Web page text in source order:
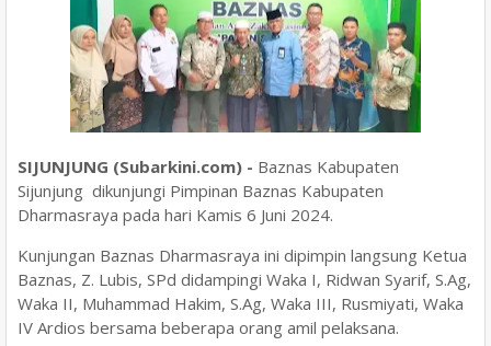
SIJUNJUNG (Subarkini.com) - Baznas Kabupaten
Sijunjung dikunjungi Pimpinan Baznas Kabupaten
Dharmasraya pada hari Kamis 6 Juni 2024.
Kunjungan Baznas Dharmasraya ini dipimpin langsung Ketua
Baznas, Z. Lubis, SPd didampingi Waka I, Ridwan Syarif, S.Ag,
Waka II, Muhammad Hakim, S.Ag, Waka III, Rusmiyati, Waka
IV Ardios bersama beberapa orang amil pelaksana.